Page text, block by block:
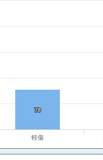
78
78
軽傷